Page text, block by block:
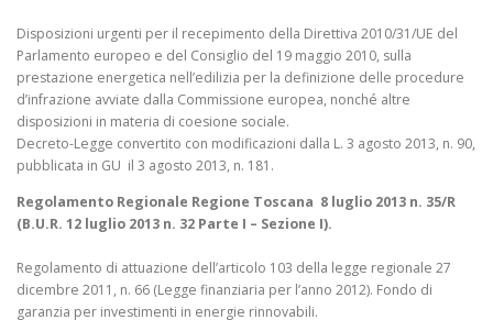
Disposizioni urgenti per il recepimento della Direttiva 2010/31/UE del
Parlamento europeo e del Consiglio del 19 maggio 2010, sulla
prestazione energetica nell’edilizia per la definizione delle procedure
d’infrazione avviate dalla Commissione europea, nonché altre
disposizioni in materia di coesione sociale.
Decreto-Legge convertito con modificazioni dalla L. 3 agosto 2013, n. 90,
pubblicata in GU il 3 agosto 2013, n. 181.
Regolamento Regionale Regione Toscana 8 luglio 2013 n. 35/R
(B.U.R. 12 luglio 2013 n. 32 Parte I – Sezione I).
Regolamento di attuazione dell’articolo 103 della legge regionale 27
dicembre 2011, n. 66 (Legge finanziaria per l’anno 2012). Fondo di
garanzia per investimenti in energie rinnovabili.